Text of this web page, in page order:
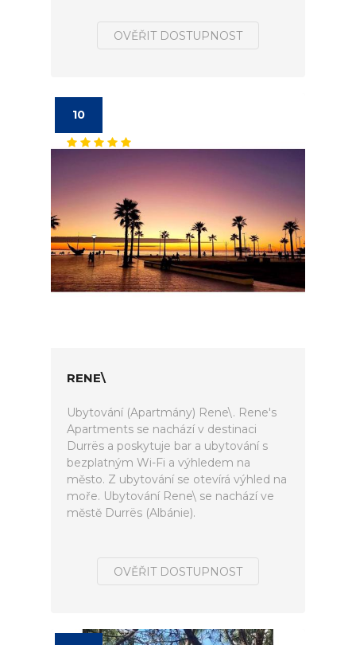
OVĚŘIT DOSTUPNOST
10
RENE\
Ubytování (Apartmány) Rene\. Rene's
Apartments se nachází v destinaci
Durrës a poskytuje bar a ubytování s
bezplatným Wi-Fi a výhledem na
město. Z ubytování se otevírá výhled na
moře. Ubytování Rene\ se nachází ve
městě Durrës (Albánie).
OVĚŘIT DOSTUPNOST